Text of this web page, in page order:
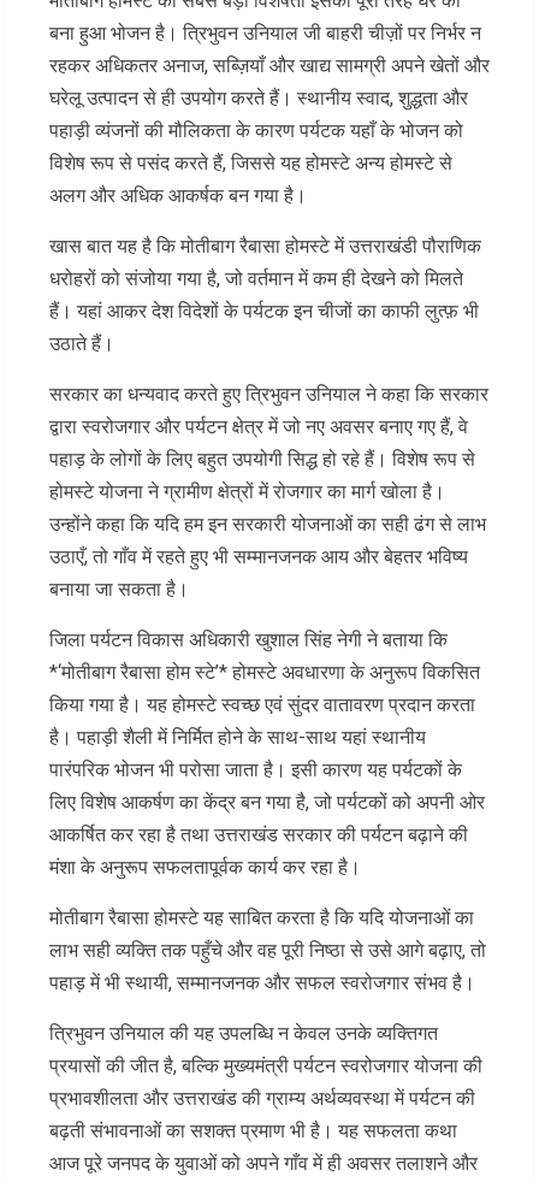
बना हुआ भोजन है। त्रिभुवन उनियाल जी बाहरी चीज़ों पर निर्भर न
रहकर अधिकतर अनाज, सब्ज़ियाँ और खाद्य सामग्री अपने खेतों और
घरेलू उत्पादन से ही उपयोग करते हैं। स्थानीय स्वाद, शुद्धता और
पहाड़ी व्यंजनों की मौलिकता के कारण पर्यटक यहाँ के भोजन को
विशेष रूप से पसंद करते हैं, जिससे यह होमस्टे अन्य होमस्टे से
अलग और अधिक आकर्षक बन गया है।
खास बात यह है कि मोतीबाग रैबासा होमस्टे में उत्तराखंडी पौराणिक
धरोहरों को संजोया गया है, जो वर्तमान में कम ही देखने को मिलते
हैं। यहां आकर देश विदेशों के पर्यटक इन चीजों का काफी लुत्फ़ भी
उठाते हैं।
सरकार का धन्यवाद करते हुए त्रिभुवन उनियाल ने कहा कि सरकार
द्वारा स्वरोजगार और पर्यटन क्षेत्र में जो नए अवसर बनाए गए हैं, वे
पहाड़ के लोगों के लिए बहुत उपयोगी सिद्ध हो रहे हैं। विशेष रूप से
होमस्टे योजना ने ग्रामीण क्षेत्रों में रोजगार का मार्ग खोला है।
उन्होंने कहा कि यदि हम इन सरकारी योजनाओं का सही ढंग से लाभ
उठाएँ, तो गाँव में रहते हुए भी सम्मानजनक आय और बेहतर भविष्य
बनाया जा सकता है।
जिला पर्यटन विकास अधिकारी खुशाल सिंह नेगी ने बताया कि
*‘मोतीबाग रैबासा होम स्टे’* होमस्टे अवधारणा के अनुरूप विकसित
किया गया है। यह होमस्टे स्वच्छ एवं सुंदर वातावरण प्रदान करता
है। पहाड़ी शैली में निर्मित होने के साथ-साथ यहां स्थानीय
पारंपरिक भोजन भी परोसा जाता है। इसी कारण यह पर्यटकों के
लिए विशेष आकर्षण का केंद्र बन गया है, जो पर्यटकों को अपनी ओर
आकर्षित कर रहा है तथा उत्तराखंड सरकार की पर्यटन बढ़ाने की
मंशा के अनुरूप सफलतापूर्वक कार्य कर रहा है।
मोतीबाग रैबासा होमस्टे यह साबित करता है कि यदि योजनाओं का
लाभ सही व्यक्ति तक पहुँचे और वह पूरी निष्ठा से उसे आगे बढ़ाए, तो
पहाड़ में भी स्थायी, सम्मानजनक और सफल स्वरोजगार संभव है।
त्रिभुवन उनियाल की यह उपलब्धि न केवल उनके व्यक्तिगत
प्रयासों की जीत है, बल्कि मुख्यमंत्री पर्यटन स्वरोजगार योजना की
प्रभावशीलता और उत्तराखंड की ग्राम्य अर्थव्यवस्था में पर्यटन की
बढ़ती संभावनाओं का सशक्त प्रमाण भी है। यह सफलता कथा
आज पूरे जनपद के युवाओं को अपने गाँव में ही अवसर तलाशने और